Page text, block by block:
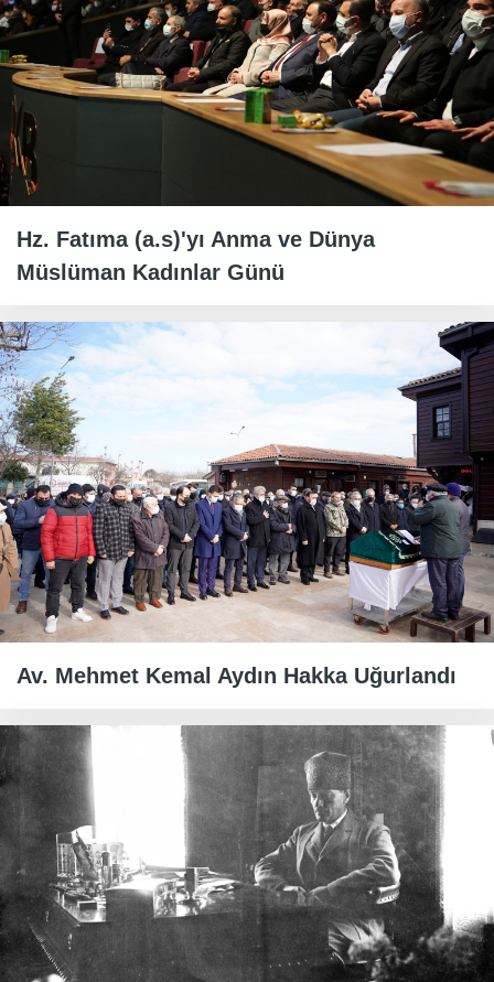
Hz. Fatıma (a.s)'yı Anma ve Dünya
Müslüman Kadınlar Günü
Av. Mehmet Kemal Aydın Hakka Uğurlandı